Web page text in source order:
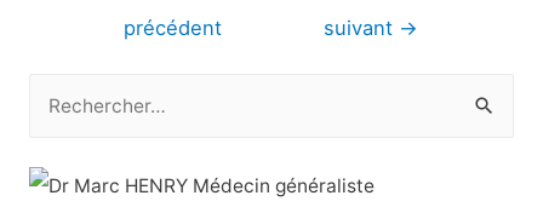
précédent
suivant →
c